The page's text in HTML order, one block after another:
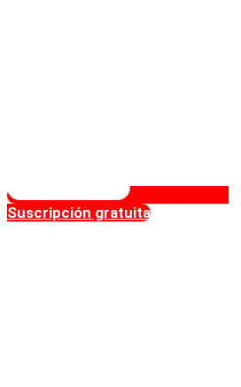
Suscripción gratuita